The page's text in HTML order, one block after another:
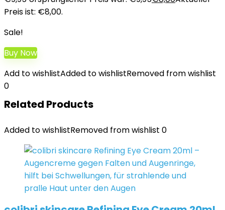
Preis ist: €8,00.
Sale!
Buy Now
Add to wishlistAdded to wishlistRemoved from wishlist
0
Related Products
Added to wishlistRemoved from wishlist 0